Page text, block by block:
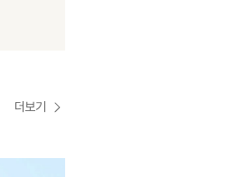
더보기